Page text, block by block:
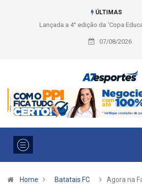
ÚLTIMAS
Liga 2026: Equipes rompem com a
07/08/2026
Home Batatais FC Agora na